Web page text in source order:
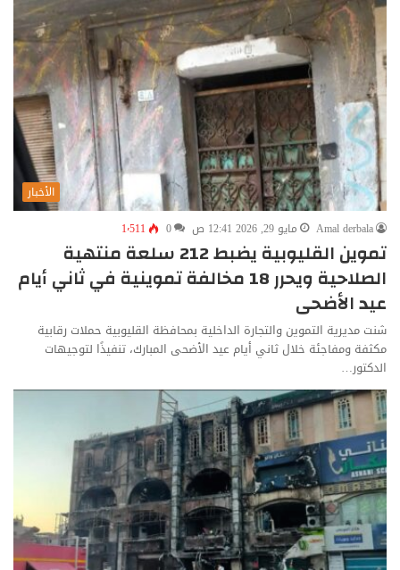
الأخبار
Amal derbala
مايو 29, 2026 12:41 ص 0 1٬511
تموين القليوبية يضبط 212 سلعة منتهية
الصلاحية ويحرر 18 مخالفة تموينية في ثاني أيام
عيد الأضحى
شنت مديرية التموين والتجارة الداخلية بمحافظة القليوبية حملات رقابية
مكثفة ومفاجئة خلال ثاني أيام عيد الأضحى المبارك، تنفيذًا لتوجيهات
الدكتور…